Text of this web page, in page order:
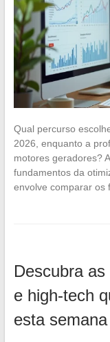
Qual percurso
2026, enquanto a
motores geradores?
fundamentos da
envolve comparar os
Descubra
e high-tech
esta semana